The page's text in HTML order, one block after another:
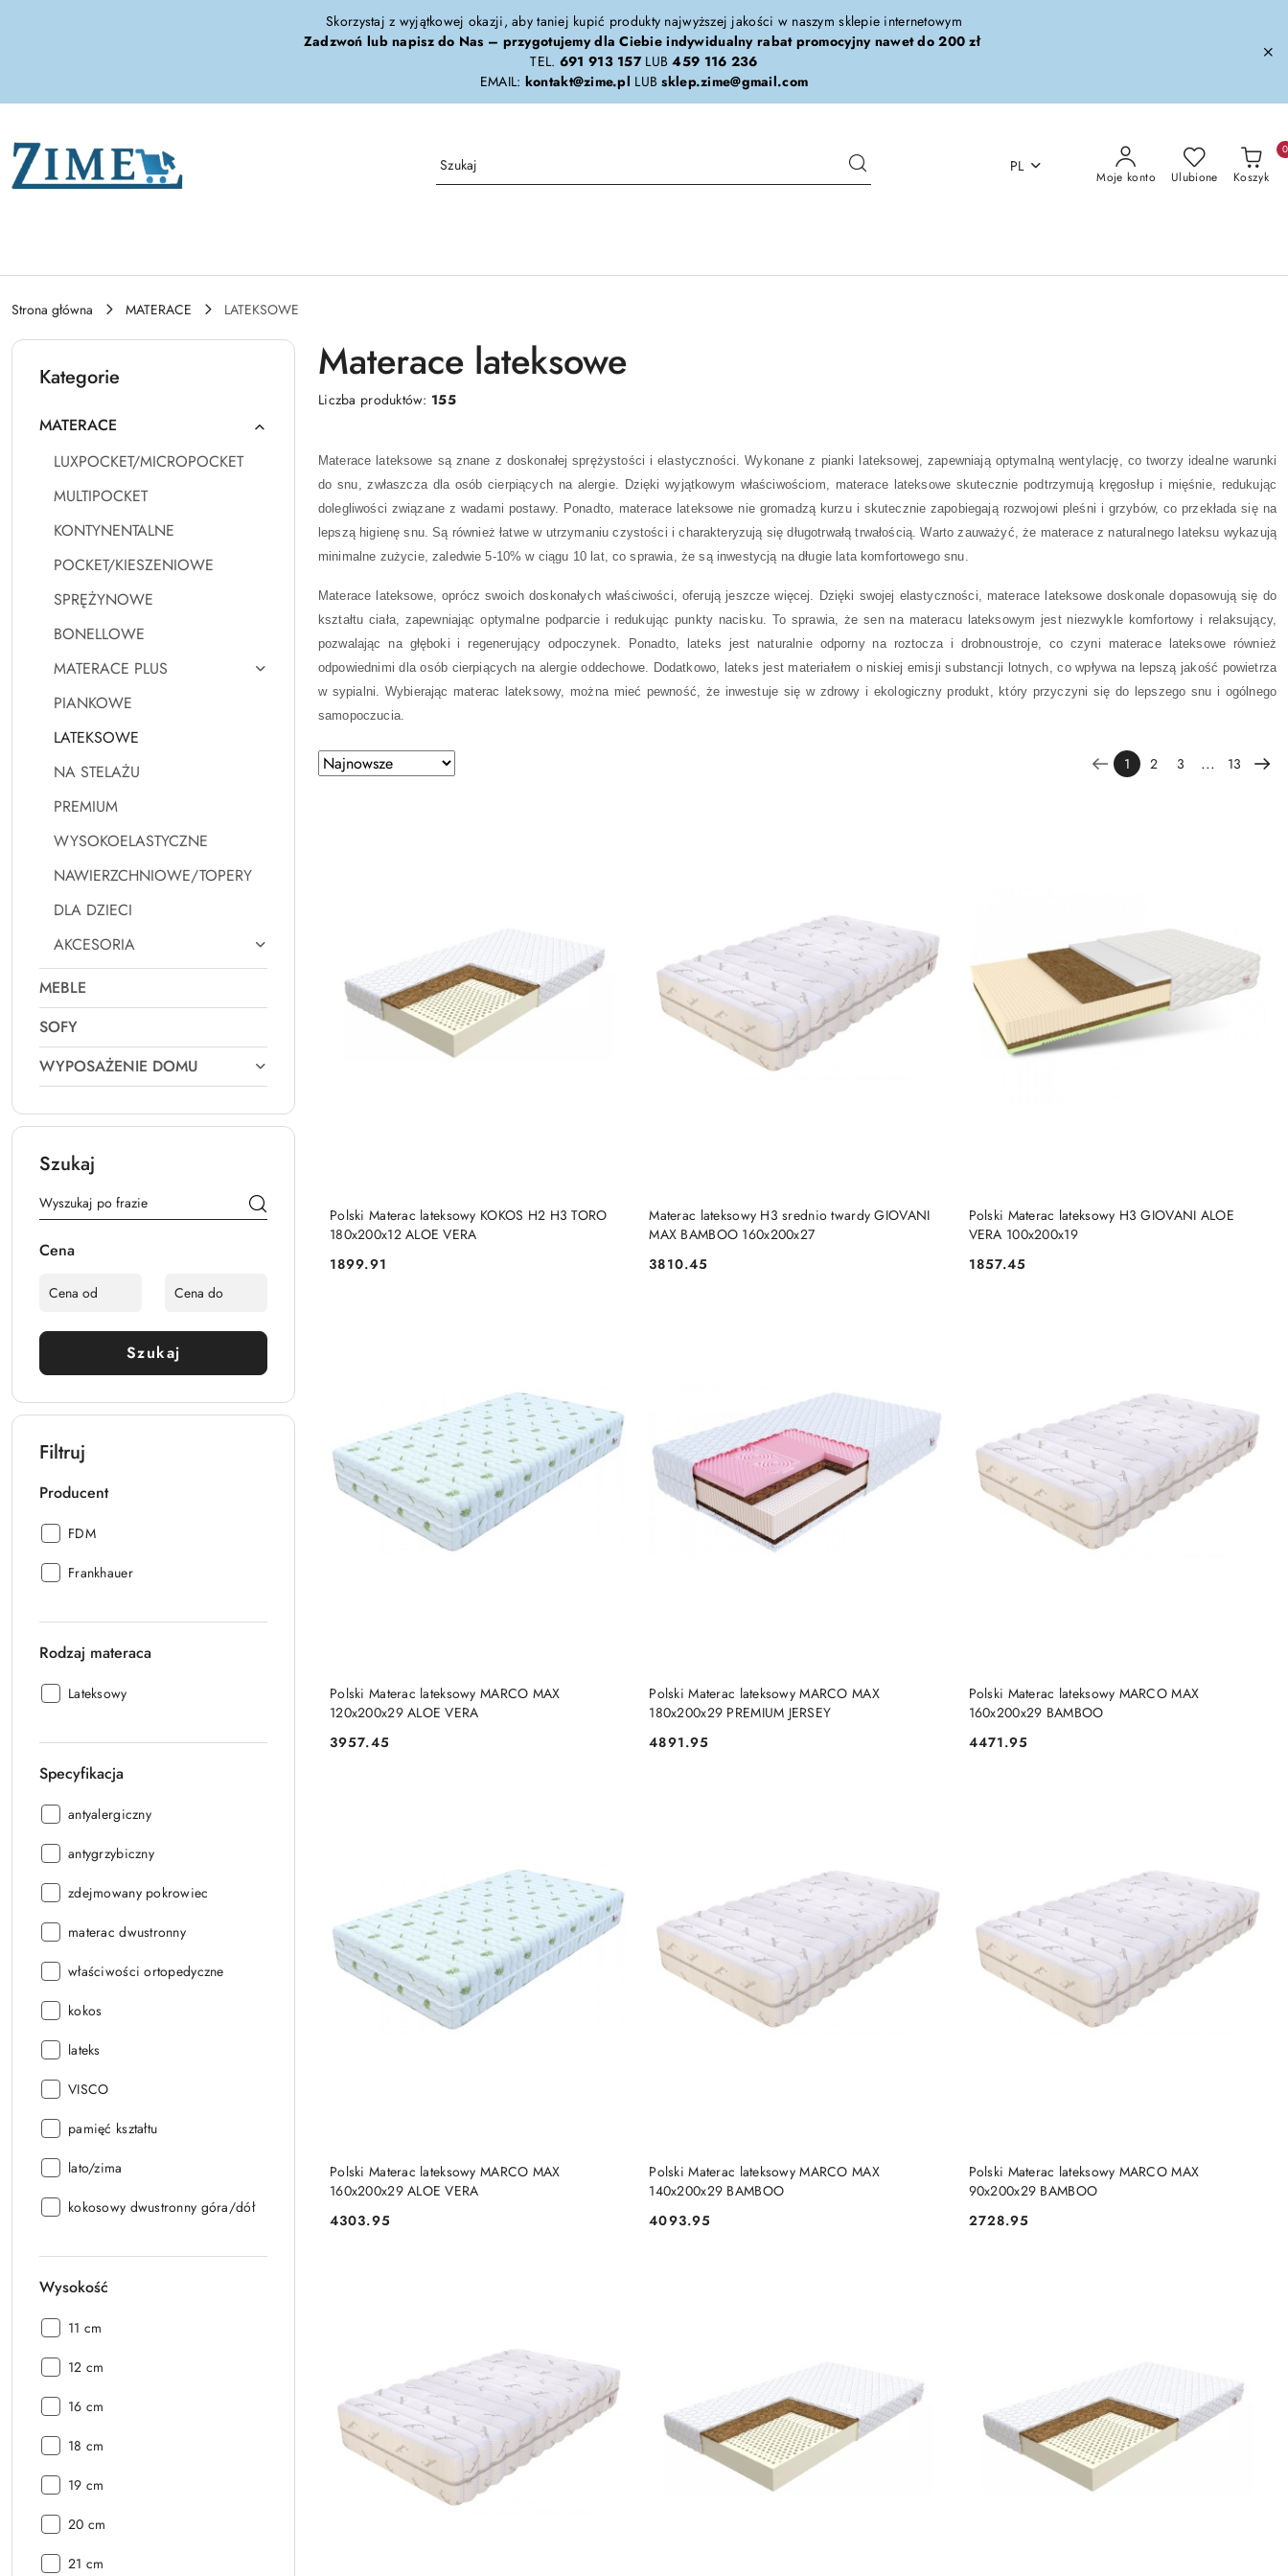
Skorzystaj z wyjątkowej okazji, aby taniej kupić produkty najwyższej jakości w naszym sklepie internetowym
Zadzwoń lub napisz do Nas – przygotujemy dla Ciebie indywidualny rabat promocyjny nawet do 200 zł
TEL. 691 913 157LUB459 116 236
EMAIL: kontakt@zime.pl LUBsklep.zime@gmail.com
PL
Moje konto Ulubione Koszyk
0
Strona główna MATERACE LATEKSOWE
Kategorie
MATERACE
LUXPOCKET/MICROPOCKET
MULTIPOCKET
KONTYNENTALNE
POCKET/KIESZENIOWE
SPRĘŻYNOWE
BONELLOWE
MATERACE PLUS
PIANKOWE
LATEKSOWE
NA STELAŻU
PREMIUM
WYSOKOELASTYCZNE
NAWIERZCHNIOWE/TOPERY
DLA DZIECI
AKCESORIA
MEBLE
SOFY
WYPOSAŻENIE DOMU
Szukaj
Cena
Szukaj
Filtruj
Producent
Producent:
FDM
Producent:
Frankhauer
Rodzaj materaca
Rodzaj
Lateksowy
Specyfikacja
Specyfikacja:
antyalergiczny
Specyfikacja:
antygrzybiczny
Specyfikacja:
zdejmowany pokrowiec
Specyfikacja:
materac dwustronny
Specyfikacja:
właściwości ortopedyczne
Specyfikacja:
kokos
Specyfikacja:
lateks
Specyfikacja:
VISCO
Specyfikacja:
pamięć kształtu
Specyfikacja:
lato/zima
Specyfikacja:
kokosowy dwustronny góra/dół
Wysokość
Wysokość:
11 cm
Wysokość:
12 cm
Wysokość:
16 cm
Wysokość:
18 cm
Wysokość:
19 cm
Wysokość:
20 cm
Wysokość:
21 cm
Materace lateksowe
Liczba produktów: 155
Materace lateksowe są znane z doskonałej sprężystości i elastyczności. Wykonane z pianki lateksowej, zapewniają optymalną wentylację, co tworzy idealne warunki
do snu, zwłaszcza dla osób cierpiących na alergie. Dzięki wyjątkowym właściwościom, materace lateksowe skutecznie podtrzymują kręgosłup i mięśnie, redukując
dolegliwości związane z wadami postawy. Ponadto, materace lateksowe nie gromadzą kurzu i skutecznie zapobiegają rozwojowi pleśni i grzybów, co przekłada się na
lepszą higienę snu. Są również łatwe w utrzymaniu czystości i charakteryzują się długotrwałą trwałością. Warto zauważyć, że materace z naturalnego lateksu wykazują
minimalne zużycie, zaledwie 5-10% w ciągu 10 lat, co sprawia, że są inwestycją na długie lata komfortowego snu.
Materace lateksowe, oprócz swoich doskonałych właściwości, oferują jeszcze więcej. Dzięki swojej elastyczności, materace lateksowe doskonale dopasowują się do
kształtu ciała, zapewniając optymalne podparcie i redukując punkty nacisku. To sprawia, że sen na materacu lateksowym jest niezwykle komfortowy i relaksujący,
pozwalając na głęboki i regenerujący odpoczynek. Ponadto, lateks jest naturalnie odporny na roztocza i drobnoustroje, co czyni materace lateksowe również
odpowiednimi dla osób cierpiących na alergie oddechowe. Dodatkowo, lateks jest materiałem o niskiej emisji substancji lotnych, co wpływa na lepszą jakość powietrza
w sypialni. Wybierając materac lateksowy, można mieć pewność, że inwestuje się w zdrowy i ekologiczny produkt, który przyczyni się do lepszego snu i ogólnego
samopoczucia.
Zastosowano
sortowanie:
Sortuj
według
1 2 3 ... 13
Polski Materac lateksowy KOKOS H2 H3 TORO
180x200x12 ALOE VERA
Cena:
1899.91
DO KOSZYKA
Materac lateksowy H3 srednio twardy GIOVANI
MAX BAMBOO 160x200x27
Cena:
3810.45
DO KOSZYKA
Polski Materac lateksowy H3 GIOVANI ALOE
VERA 100x200x19
Cena:
1857.45
DO KOSZYKA
Polski Materac lateksowy MARCO MAX
120x200x29 ALOE VERA
Cena:
3957.45
DO KOSZYKA
Polski Materac lateksowy MARCO MAX
180x200x29 PREMIUM JERSEY
Cena:
4891.95
DO KOSZYKA
Polski Materac lateksowy MARCO MAX
160x200x29 BAMBOO
Cena:
4471.95
DO KOSZYKA
Polski Materac lateksowy MARCO MAX
160x200x29 ALOE VERA
Cena:
4303.95
DO KOSZYKA
Polski Materac lateksowy MARCO MAX
140x200x29 BAMBOO
Cena:
4093.95
DO KOSZYKA
Polski Materac lateksowy MARCO MAX
90x200x29 BAMBOO
Cena:
2728.95
DO KOSZYKA